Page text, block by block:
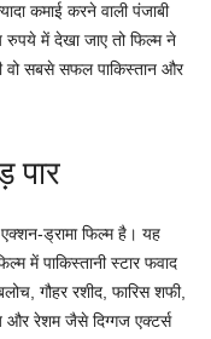
कमाई करने वाली पंजाबी
रुपये में देखा जाए तो फिल्म ने
सबसे सफल पाकिस्तान और
पार
एक्शन-ड्रामा फिल्म है। यह
में पाकिस्तानी स्टार फवाद
गौहर रशीद, फारिस शफी,
और रेशम जैसे दिग्गज एक्टर्स